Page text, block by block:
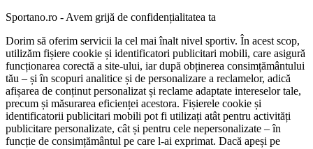
Sportano.ro - Avem grijă de confidențialitatea ta
Dorim să oferim servicii la cel mai înalt nivel sportiv. În acest scop,
utilizăm fișiere cookie și identificatori publicitari mobili, care asigură
funcționarea corectă a site-ului, iar după obținerea consimțământului
tău – și în scopuri analitice și de personalizare a reclamelor, adică
afișarea de conținut personalizat și reclame adaptate intereselor tale,
precum și măsurarea eficienței acestora. Fișierele cookie și
identificatorii publicitari mobili pot fi utilizați atât pentru activități
publicitare personalizate, cât și pentru cele nepersonalizate – în
funcție de consimțământul pe care l-ai exprimat. Dacă apeși pe